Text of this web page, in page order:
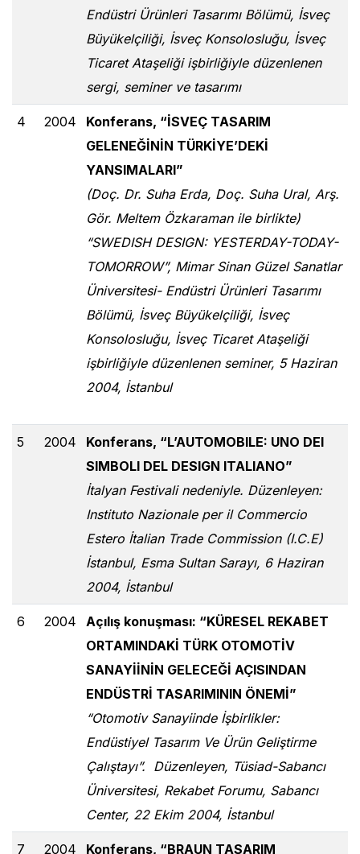
Endüstri Ürünleri Tasarımı Bölümü, İsveç
Büyükelçiliği, İsveç Konsolosluğu, İsveç
Ticaret Ataşeliği işbirliğiyle düzenlenen
sergi, seminer ve tasarımı
4 2004
Konferans, “İSVEÇ TASARIM
GELENEĞİNİN TÜRKİYE’DEKİ
YANSIMALARI”
(Doç. Dr. Suha Erda, Doç. Suha Ural, Arş.
Gör. Meltem Özkaraman ile birlikte)
“SWEDISH DESIGN: YESTERDAY-TODAY-
TOMORROW”, Mimar Sinan Güzel Sanatlar
Üniversitesi- Endüstri Ürünleri Tasarımı
Bölümü, İsveç Büyükelçiliği, İsveç
Konsolosluğu, İsveç Ticaret Ataşeliği
işbirliğiyle düzenlenen seminer, 5 Haziran
2004, İstanbul
5 2004
Konferans, “L’AUTOMOBILE: UNO DEI
SIMBOLI DEL DESIGN ITALIANO”
İtalyan Festivali nedeniyle. Düzenleyen:
Instituto Nazionale per il Commercio
Estero İtalian Trade Commission (I.C.E)
İstanbul, Esma Sultan Sarayı, 6 Haziran
2004, İstanbul
6 2004
Açılış konuşması: “KÜRESEL REKABET
ORTAMINDAKİ TÜRK OTOMOTİV
SANAYİİNİN GELECEĞİ AÇISINDAN
ENDÜSTRİ TASARIMININ ÖNEMİ”
“Otomotiv Sanayiinde İşbirlikler:
Endüstiyel Tasarım Ve Ürün Geliştirme
Çalıştayı”. Düzenleyen, Tüsiad-Sabancı
Üniversitesi, Rekabet Forumu, Sabancı
Center, 22 Ekim 2004, İstanbul
7 2004
Konferans, “BRAUN TASARIM